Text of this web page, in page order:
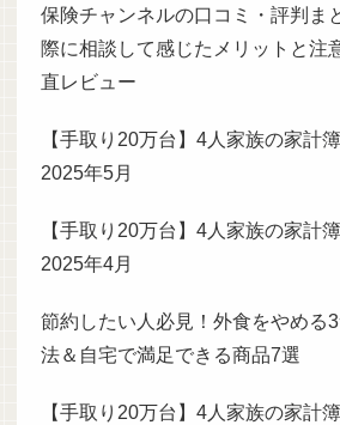
保険チャンネルの口コミ・評判ま
際に相談して感じたメリットと注
直レビュー
【手取り20万台】4人家族の家計
2025年5月
【手取り20万台】4人家族の家計
2025年4月
節約したい人必見！外食をやめる
法＆自宅で満足できる商品7選
【手取り20万台】4人家族の家計